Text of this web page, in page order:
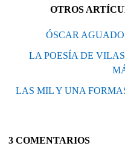
OTROS
ÓSCAR
LA POESÍA DE
LAS MIL Y UNA
3 COMENTARIOS